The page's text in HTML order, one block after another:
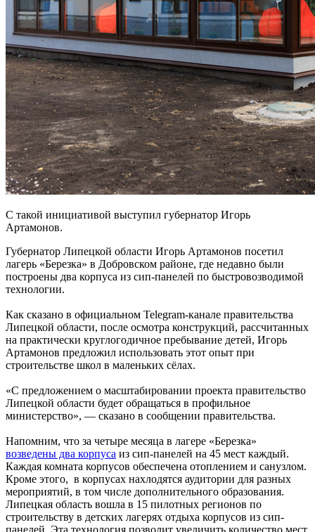
С такой инициативой выступил губернатор Игорь
Артамонов.
Губернатор Липецкой области Игорь Артамонов посетил
лагерь «Березка» в Добровском районе, где недавно были
построены два корпуса из сип-панелей по быстровозводимой
технологии.
Как сказано в официальном Telegram-канале правительства
Липецкой области, после осмотра конструкций, рассчитанных
на практически круглогодичное пребывание детей, Игорь
Артамонов предложил использовать этот опыт при
строительстве школ в маленьких сёлах.
«С предложением о масштабировании проекта правительство
Липецкой области будет обращаться в профильное
министерство», — сказано в сообщении правительства.
Напомним, что за четыре месяца в лагере «Березка»
возведены два корпуса из сип-панелей на 45 мест каждый.
Каждая комната корпусов обеспечена отоплением и санузлом.
Кроме этого, в корпусах нахлодятся аудитории для разных
мероприятий, в том числе дополнительного образования.
Липецкая область вошла в 15 пилотных регионов по
строительству в детских лагерях отдыха корпусов из сип-
панелей. Эта технология позволит увеличить количество мест